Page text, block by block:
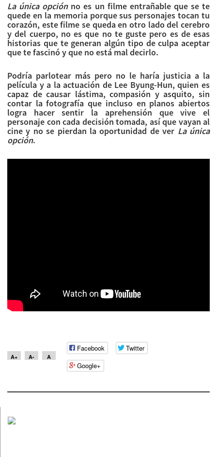
La única opciónno es un filme entrañable que se te
quede en la memoria porque sus personajes tocan tu
corazón, este filme se queda en otro lado del cerebro
y del cuerpo, no es que no te guste pero es de esas
historias que te generan algún tipo de culpa aceptar
que te fascinó y que no está mal decirlo.
Podría parlotear más pero no le haría justicia a la
película y a la actuación de Lee Byung-Hun, quien es
capaz de causar lástima, compasión y asquito, sin
contar la fotografía que incluso en planos abiertos
logra hacer sentir la aprehensión que vive el
personaje con cada decisión tomada, así que vayan al
cine y no se pierdan la oportunidad de ver La única
opción.
A+ A- A
Facebook
Twitter
Google+